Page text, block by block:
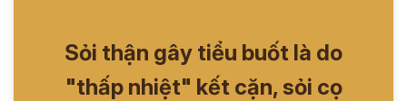
Sỏi thận gây tiểu buốt là do
"thấp nhiệt" kết cặn, sỏi cọ